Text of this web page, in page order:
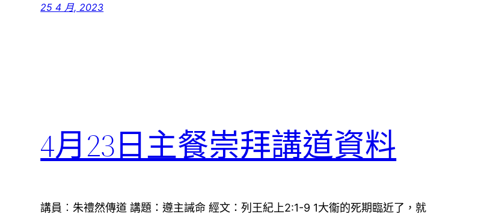
25 4 月, 2023
4月23日主餐崇拜講道資料
講員︰朱禮然傳道 講題：遵主誡命 經文：列王紀上2:1-9 1大衞的死期臨近了，就